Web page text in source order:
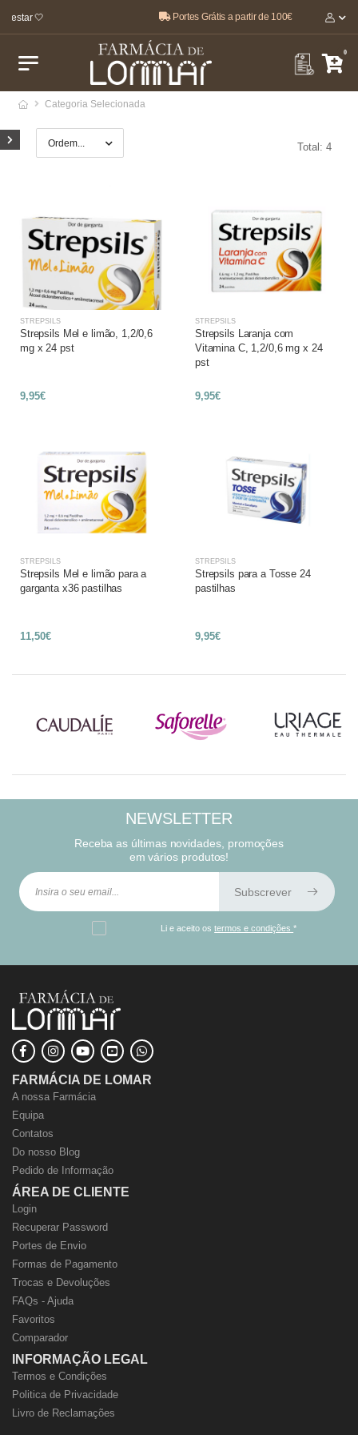
estar 🤍 Portes Grátis a partir de 100€
0
Categoria Selecionada
Total: 4
STREPSILS
Strepsils Mel e limão, 1,2/0,6
mg x 24 pst
9,95€
STREPSILS
Strepsils Laranja com
Vitamina C, 1,2/0,6 mg x 24
pst
9,95€
STREPSILS
Strepsils Mel e limão para a
garganta x36 pastilhas
11,50€
STREPSILS
Strepsils para a Tosse 24
pastilhas
9,95€
NEWSLETTER
Receba as últimas novidades, promoções
em vários produtos!
Subscrever
Li e aceito ostermos e condições*
FARMÁCIA DE LOMAR
A nossa Farmácia
Equipa
Contatos
Do nosso Blog
Pedido de Informação
ÁREA DE CLIENTE
Login
Recuperar Password
Portes de Envio
Formas de Pagamento
Trocas e Devoluções
FAQs - Ajuda
Favoritos
Comparador
INFORMAÇÃO LEGAL
Termos e Condições
Politica de Privacidade
Livro de Reclamações